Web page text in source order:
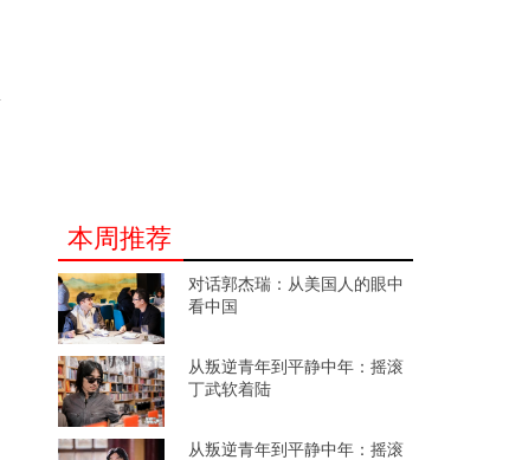
本周推荐
对话郭杰瑞：从美国人的眼中
看中国
从叛逆青年到平静中年：摇滚
丁武软着陆
从叛逆青年到平静中年：摇滚